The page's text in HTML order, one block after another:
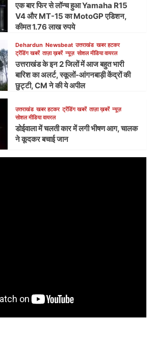
एक बार फिर से लॉन्च हुआ Yamaha R15
V4 और MT-15 का MotoGP एडिशन,
कीमत 1.76 लाख रुपये
Dehardun Newsbeat उत्तराखंड खबर हटकर
ट्रेंडिंग खबरें ताज़ा ख़बरें न्यूज़ सोशल मीडिया वायरल
उत्तराखंड के इन 2 जिलों में आज बहुत भारी
बारिश का अलर्ट, स्कूलों-आंगनबाड़ी केंद्रों की
छुट्टी, CM ने की ये अपील
उत्तराखंड खबर हटकर ट्रेंडिंग खबरें ताज़ा ख़बरें न्यूज़
सोशल मीडिया वायरल
डोईवाला में चलती कार में लगी भीषण आग, चालक
ने कूदकर बचाई जान